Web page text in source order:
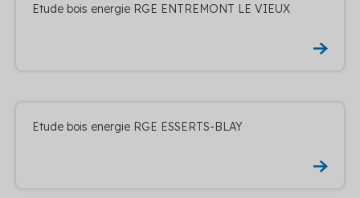
Etude bois energie RGE ENTREMONT LE VIEUX
Etude bois energie RGE ESSERTS-BLAY